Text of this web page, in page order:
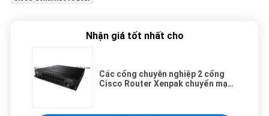
Nhận giá tốt nhất cho
Các cổng chuyên nghiệp 2 cổng
Cisco Router Xenpak chuyển mạch